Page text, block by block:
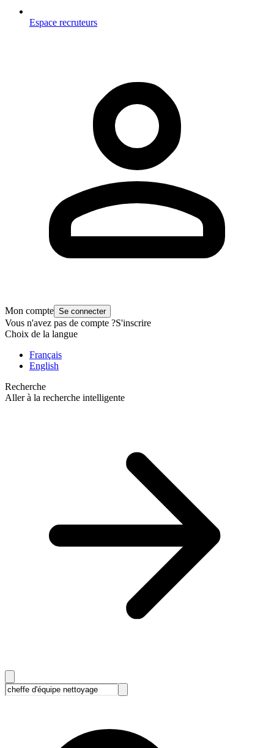
Espace recruteurs
Mon compte Se connecter
Vous n'avez pas de compte ?S'inscrire
Choix de la langue
Français
English
Recherche
Aller à la recherche intelligente